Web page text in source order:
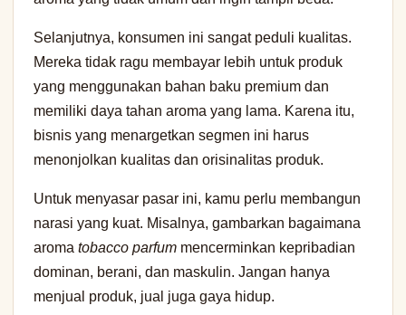
Selanjutnya, konsumen ini sangat peduli kualitas.
Mereka tidak ragu membayar lebih untuk produk
yang menggunakan bahan baku premium dan
memiliki daya tahan aroma yang lama. Karena itu,
bisnis yang menargetkan segmen ini harus
menonjolkan kualitas dan orisinalitas produk.
Untuk menyasar pasar ini, kamu perlu membangun
narasi yang kuat. Misalnya, gambarkan bagaimana
aroma tobacco parfum mencerminkan kepribadian
dominan, berani, dan maskulin. Jangan hanya
menjual produk, jual juga gaya hidup.